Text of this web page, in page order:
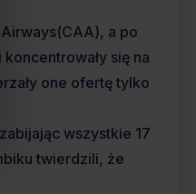
a po
się na
one ofertę tylko
wszystkie 17
twierdzili, że